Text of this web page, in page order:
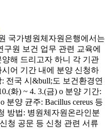
국가병원체자원은행에서는
원 보건 업무 관련 교육에
해 드리고자 하니 각 기관
어 기간 내에 분양 신청하
전국 시&bull;도 보건환경연
화) ~ 4. 3.(금) o 분양 기간:
분양 균주: Bacillus cereus 등
방법: 병원체자원온라인분
청 공문 등 신청 관련 서류